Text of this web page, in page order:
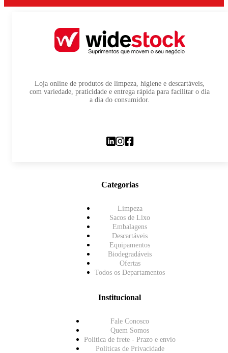
Loja online de produtos de limpeza, higiene e descartáveis,
com variedade, praticidade e entrega rápida para facilitar o dia
a dia do consumidor.
Categorias
Limpeza
Sacos de Lixo
Embalagens
Descartáveis
Equipamentos
Biodegradáveis
Ofertas
Todos os Departamentos
Institucional
Fale Conosco
Quem Somos
Política de frete - Prazo e envio
Políticas de Privacidade